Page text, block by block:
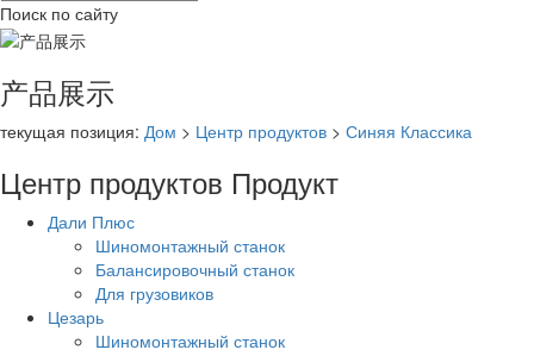
Поиск по сайту
产品展示
текущая позиция: Дом > Центр продуктов > Синяя Классика
Центр продуктов Продукт
Дали Плюс
Шиномонтажный станок
Балансировочный станок
Для грузовиков
Цезарь
Шиномонтажный станок